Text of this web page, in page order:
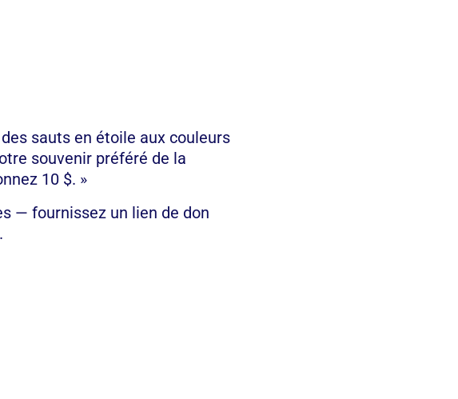
sauts en étoile aux couleurs
souvenir préféré de la
10 $. »
— fournissez un lien de don